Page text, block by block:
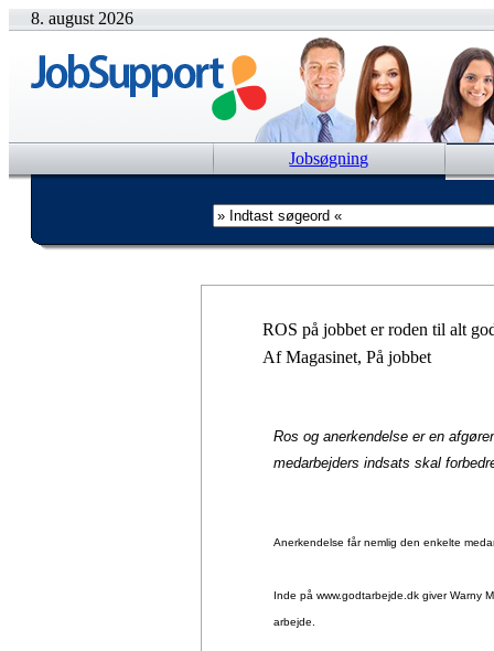
8. august 2026
Jobsøgning
ROS på jobbet er roden til alt
Af Magasinet, På jobbet
Ros og anerkendelse er en
medarbejders indsats skal
Anerkendelse får nemlig den enkelte
Inde på www.godtarbejde.dk giver Warny
arbejde.